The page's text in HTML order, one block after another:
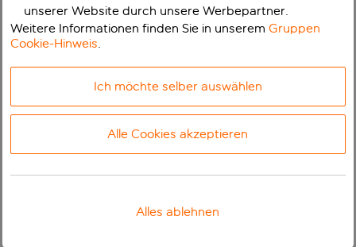
unserer Website durch unsere Werbepartner.
Weitere Informationen finden Sie in unseremGruppen
Cookie-Hinweis.
Ich möchte selber auswählen
Alle Cookies akzeptieren
Alles ablehnen